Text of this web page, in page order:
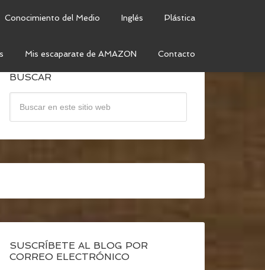
Conocimiento del Medio Inglés Plástica
Mis escaparate de AMAZON Contacto
BUSCAR
SUSCRÍBETE AL BLOG POR
CORREO ELECTRÓNICO